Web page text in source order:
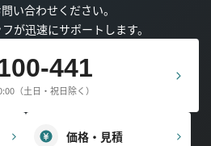
い合わせください。
が迅速にサポートします。
441
（土日・祝日除く）
価格・見積